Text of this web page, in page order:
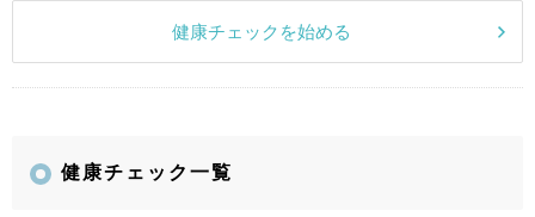
健康チェックを始める
健康チェック一覧